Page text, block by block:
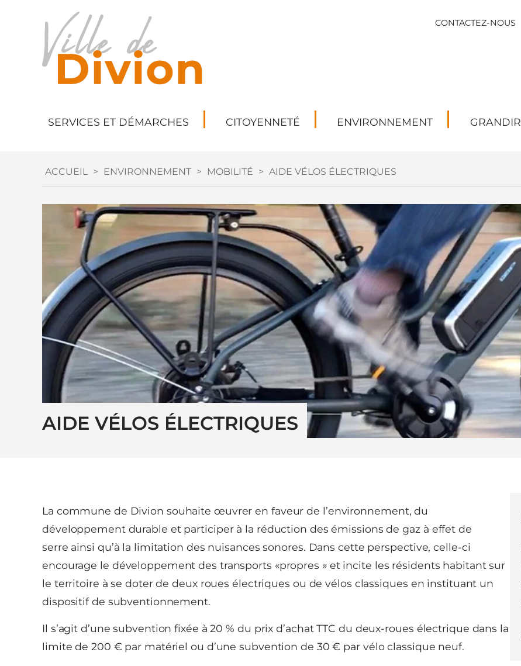
CONTACTEZ-NOUS
SERVICES ET DÉMARCHES CITOYENNETÉ ENVIRONNEMENT GRANDIR
ACCUEIL > ENVIRONNEMENT > MOBILITÉ > AIDE VÉLOS ÉLECTRIQUES
AIDE VÉLOS ÉLECTRIQUES
La commune de Divion souhaite œuvrer en faveur de l’environnement, du
développement durable et participer à la réduction des émissions de gaz à effet de
serre ainsi qu’à la limitation des nuisances sonores. Dans cette perspective, celle-ci
encourage le développement des transports «propres » et incite les résidents habitant sur
le territoire à se doter de deux roues électriques ou de vélos classiques en instituant un
dispositif de subventionnement.
Il s’agit d’une subvention fixée à 20 % du prix d’achat TTC du deux-roues électrique dans la
limite de 200 € par matériel ou d’une subvention de 30 € par vélo classique neuf.